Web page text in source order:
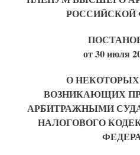
РОССИЙСКОЙ
от 30 июля
О
ВОЗНИКАЮЩИХ
АРБИТРАЖНЫМИ
НАЛОГОВОГО